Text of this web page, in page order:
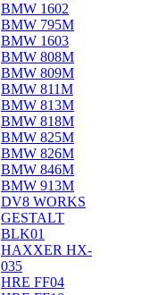
BMW 1602
BMW 795M
BMW 1603
BMW 808M
BMW 809M
BMW 811M
BMW 813M
BMW 818M
BMW 825M
BMW 826M
BMW 846M
BMW 913M
DV8 WORKS
GESTALT
BLK01
HAXXER HX-
035
HRE FF04